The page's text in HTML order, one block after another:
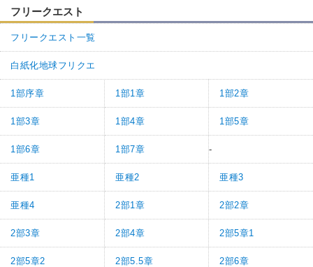
フリークエスト
フリークエスト一覧
白紙化地球フリクエ
1部序章 1部1章 1部2章
1部3章 1部4章 1部5章
1部6章 1部7章 -
亜種1 亜種2 亜種3
亜種4 2部1章 2部2章
2部3章 2部4章 2部5章1
2部5章2 2部5.5章 2部6章